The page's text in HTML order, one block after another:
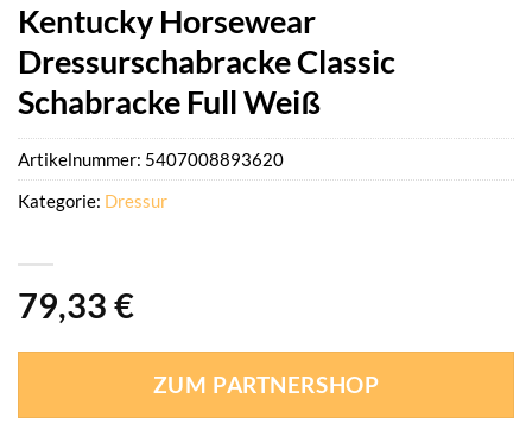
Kentucky Horsewear
Dressurschabracke Classic
Schabracke Full Weiß
79,33 €
ZUM PARTNERSHOP
Artikelnummer: 5407008893620
Kategorie: Dressur